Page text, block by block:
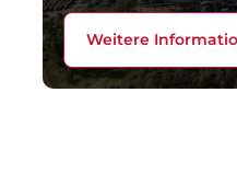
Weitere